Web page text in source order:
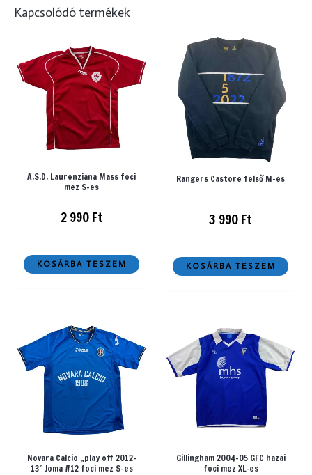
Kapcsolódó termékek
A.S.D. Laurenziana Mass foci
mez S-es
2 990Ft
KOSÁRBA TESZEM
Rangers Castore felső M-es
3 990Ft
KOSÁRBA TESZEM
Novara Calcio „play off 2012-
13” Joma #12 foci mez S-es
Gillingham 2004-05 GFC hazai
foci mez XL-es